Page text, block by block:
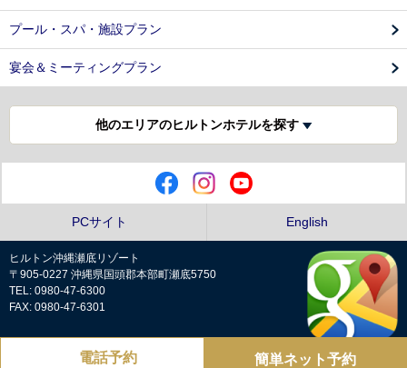
プール・スパ・施設プラン
宴会＆ミーティングプラン
他のエリアのヒルトンホテルを探す
PCサイト English
ヒルトン沖縄瀬底リゾート
〒905-0227 沖縄県国頭郡本部町瀬底5750
TEL: 0980-47-6300
FAX: 0980-47-6301
プライバシーポリシー
電話予約 簡単ネット予約